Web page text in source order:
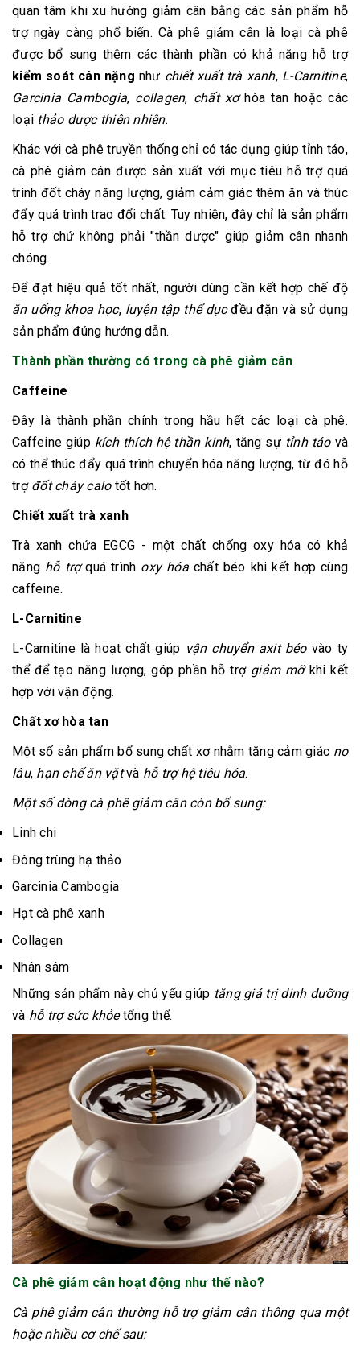
quan tâm khi xu hướng giảm cân bằng các sản phẩm hỗ
trợ ngày càng phổ biến. Cà phê giảm cân là loại cà phê
được bổ sung thêm các thành phần có khả năng hỗ trợ
kiểm soát cân nặng như chiết xuất trà xanh, L-Carnitine,
Garcinia Cambogia, collagen, chất xơhòa tan hoặc các
loại thảo dược thiên nhiên.
Khác với cà phê truyền thống chỉ có tác dụng giúp tỉnh táo,
cà phê giảm cân được sản xuất với mục tiêu hỗ trợ quá
trình đốt cháy năng lượng, giảm cảm giác thèm ăn và thúc
đẩy quá trình trao đổi chất. Tuy nhiên, đây chỉ là sản phẩm
hỗ trợ chứ không phải "thần dược" giúp giảm cân nhanh
chóng.
Để đạt hiệu quả tốt nhất, người dùng cần kết hợp chế độ
ăn uống khoa học, luyện tập thể dụcđều đặn và sử dụng
sản phẩm đúng hướng dẫn.
Thành phần thường có trong cà phê giảm cân
Caffeine
Đây là thành phần chính trong hầu hết các loại cà phê.
Caffeine giúp kích thích hệ thần kinh, tăng sự tỉnh táovà
có thể thúc đẩy quá trình chuyển hóa năng lượng, từ đó hỗ
trợ đốt cháy calotốt hơn.
Chiết xuất trà xanh
Trà xanh chứa EGCG - một chất chống oxy hóa có khả
năng hỗ trợquá trình oxy hóachất béo khi kết hợp cùng
caffeine.
L-Carnitine
L-Carnitine là hoạt chất giúp vận chuyển axit béovào ty
thể để tạo năng lượng, góp phần hỗ trợ giảm mỡkhi kết
hợp với vận động.
Chất xơ hòa tan
Một số sản phẩm bổ sung chất xơ nhằm tăng cảm giác no
lâu, hạn chế ăn vặtvà hỗ trợ hệ tiêu hóa.
Một số dòng cà phê giảm cân còn bổ sung:
Linh chi
Đông trùng hạ thảo
Garcinia Cambogia
Hạt cà phê xanh
Collagen
Nhân sâm
Những sản phẩm này chủ yếu giúp tăng giá trị dinh dưỡng
và hỗ trợ sức khỏetổng thể.
Cà phê giảm cân hoạt động như thế nào?
Cà phê giảm cân thường hỗ trợ giảm cân thông qua một
hoặc nhiều cơ chế sau: